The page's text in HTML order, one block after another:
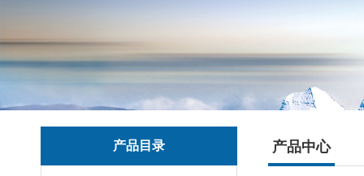
产品目录 产品中心